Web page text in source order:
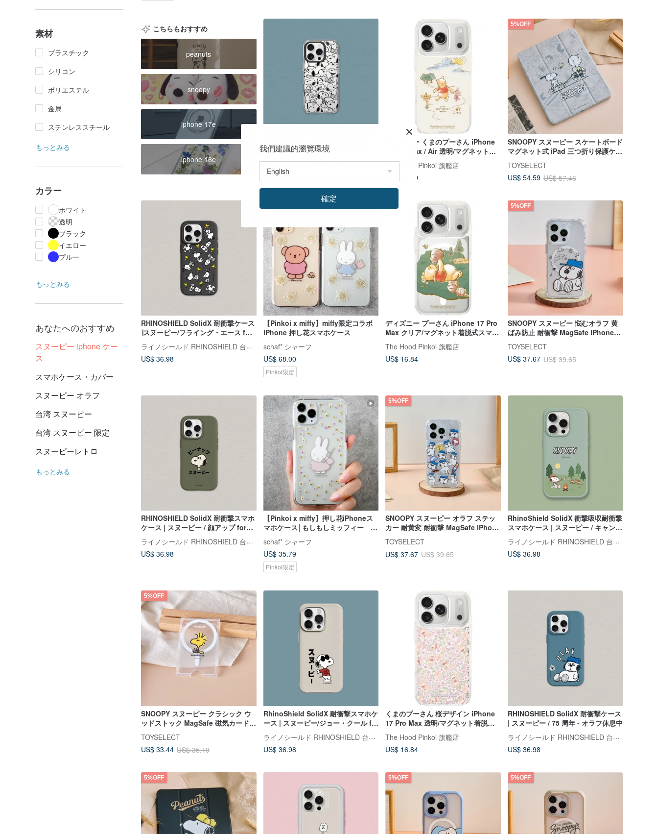
素材
プラスチック
シリコン
ポリエステル
金属
ステンレススチール
もっとみる
カラー
ホワイト
透明
ブラック
イエロー
ブルー
もっとみる
あなたへのおすすめ
スヌーピー iphone ケー
ス
スマホケース・カバー
スヌーピー オラフ
台湾 スヌーピー
台湾 スヌーピー 限定
スヌーピーレトロ
もっとみる
こちらもおすすめ
peanuts
snoopy
iphone 17e
iphone 16e
ース｜スヌーピー/私を呼んだ？for
iPhone
ライノシールド RHINOSHIELD 台湾公式ストア
US$ 57.02
ディズニー くまのプーさん iPhone
17 Pro Max / Air 透明/マグネット着
脱式スマホケース
The Hood Pinkoi 旗艦店
US$ 50.19
5%OFF
SNOOPY スヌーピー スケートボード
マグネット式 iPad 三つ折り保護ケー
TOYSELECT
US$ 54.59 US$ 57.46
RHINOSHIELD SolidX 耐衝撃ケース
∣スヌーピー/フライング・エース for
ライノシールド RHINOSHIELD 台湾公式ストア
US$ 36.98
【Pinkoi x miffy】miffy限定コラボ
iPhone 押し花スマホケース
schaf* シャーフ
US$ 68.00
Pinkoi限定
ディズニー プーさん iPhone 17 Pro
Max クリア/マグネット着脱式スマホ
ケース
The Hood Pinkoi 旗艦店
US$ 16.84
5%OFF
SNOOPY スヌーピー 悩むオラフ 黄
ばみ防止 耐衝撃 MagSafe iPhoneケ
ース
TOYSELECT
US$ 37.67 US$ 39.65
RHINOSHIELD SolidX 耐衝撃スマホ
ケース | スヌーピー / 顔アップ for
ライノシールド RHINOSHIELD 台湾公式ストア
US$ 36.98
【Pinkoi x miffy】押し花iPhoneス
マホケース│もしもしミッフィー ス
マホストラップ対応
schaf* シャーフ
US$ 35.79
Pinkoi限定
5%OFF
SNOOPY スヌーピー オラフ ステッ
カー 耐黄変 耐衝撃 MagSafe iPhone
ケース
TOYSELECT
US$ 37.67 US$ 39.65
RhinoShield SolidX 衝撃吸収耐衝撃
スマホケース | スヌーピー / キャンピ
ング iPhone 用
ライノシールド RHINOSHIELD 台湾公式ストア
US$ 36.98
5%OFF
SNOOPY スヌーピー クラシック ウ
ッドストック MagSafe 磁気カード
TOYSELECT
US$ 33.44 US$ 35.19
RhinoShield SolidX 耐衝撃スマホケ
ース | スヌーピー/ジョー・クール for
ライノシールド RHINOSHIELD 台湾公式ストア
US$ 36.98
くまのプーさん 桜デザイン iPhone
17 Pro Max 透明/マグネット着脱式
The Hood Pinkoi 旗艦店
US$ 16.84
RHINOSHIELD SolidX 耐衝撃ケース
| スヌーピー / 75 周年 - オラフ休息中
ライノシールド RHINOSHIELD 台湾公式ストア
US$ 36.98
5%OFF 5%OFF 5%OFF
我們建議的瀏覽環境
確定